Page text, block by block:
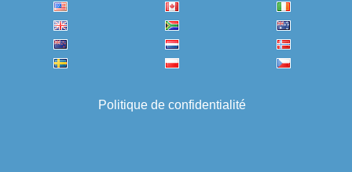
Politique de confidentialité